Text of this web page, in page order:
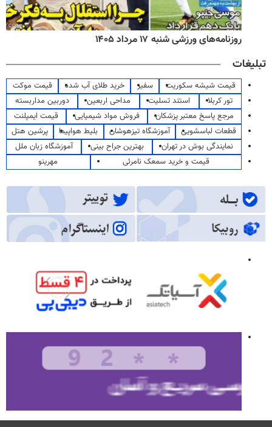
روزنامه‌های ورزشی شنبه ۱۷ مرداد ۱۴۰۵
تبلیغات
قیمت شیشه سکوریت سفیر خرید طلای آب شده
قیمت موکت
تور کربلا
استند تسلیت مداحی اربعین
دوربین مداربسته
مرجع پاسخ معتبر پزشکان
فروش مواد شیمیایی
قیمت ایمپلنت
قطعات لباسشویی
آموزشگاه تیزهوشان بلیط هواپیما
پرشین هتل
نمایندگی بوش در تهران
بهترین جراح بینی
آموزشگاه زبان ملل
قیمت و خرید سمعک نامرئی
مهرینو